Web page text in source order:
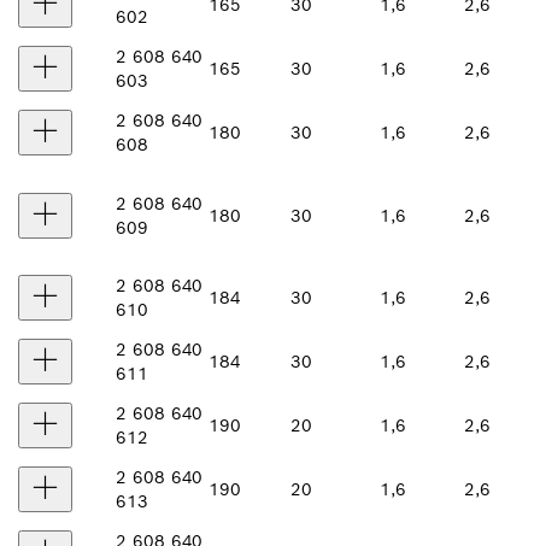
602
165 30 1,6 2,6
2 608 640
603
165 30 1,6 2,6
2 608 640
608
180 30 1,6 2,6
2 608 640
609
180 30 1,6 2,6
2 608 640
610
184 30 1,6 2,6
2 608 640
611
184 30 1,6 2,6
2 608 640
612
190 20 1,6 2,6
2 608 640
613
190 20 1,6 2,6
2 608 640